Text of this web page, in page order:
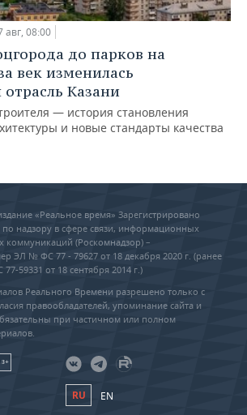
авг, 08:00
до парков на
век изменилась
отрасль Казани
— история становления
и новые стандарты качества
«Реальное время» Зарегистрировано
надзору в сфере связи, информационных
коммуникаций (Роскомнадзор) –
ЭЛ № ФС 77 - 79627 от 18 декабря 2020 г. (ранее
59331 от 18 сентября 2014 г.)
Реального Времени разрешено только с
правообладателей, упоминание сайта и
при частичном или полном
RU EN